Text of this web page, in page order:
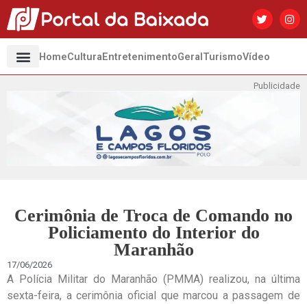
HomeCultura EntretenimentoGeral TurismoVídeo
Publicidade
Cerimônia de Troca de Comando no
Policiamento do Interior do
Maranhão
17/06/2026
A Polícia Militar do Maranhão (PMMA) realizou, na última
sexta-feira, a cerimônia oficial que marcou a passagem de